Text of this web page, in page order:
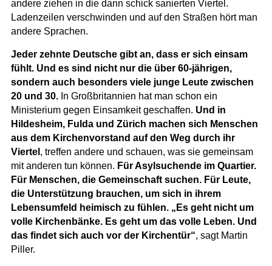
andere ziehen in die dann schick sanierten Viertel.
Ladenzeilen verschwinden und auf den Straßen hört man
andere Sprachen.
Jeder zehnte Deutsche gibt an, dass er sich einsam
fühlt. Und es sind nicht nur die über 60-jährigen,
sondern auch besonders viele junge Leute zwischen
20 und 30. In Großbritannien hat man schon ein
Ministerium gegen Einsamkeit geschaffen. Und in
Hildesheim, Fulda und Zürich machen sich Menschen
aus dem Kirchenvorstand auf den Weg durch ihr
Viertel , treffen andere und schauen, was sie gemeinsam
mit anderen tun können. Für Asylsuchende im Quartier.
Für Menschen, die Gemeinschaft suchen. Für Leute,
die Unterstützung brauchen, um sich in ihrem
Lebensumfeld heimisch zu fühlen. „ Es geht nicht um
volle Kirchenbänke. Es geht um das volle Leben. Und
das findet sich auch vor der Kirchentür“, sagt Martin
Piller.